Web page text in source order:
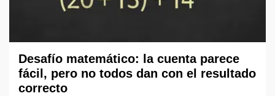
Desafío matemático: la cuenta parece
fácil, pero no todos dan con el resultado
correcto